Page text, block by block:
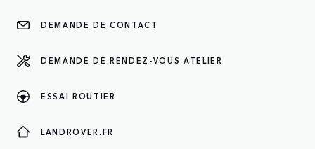
DEMANDE DE CONTACT
DEMANDE DE RENDEZ-VOUS ATELIER
ESSAI ROUTIER
LANDROVER.FR